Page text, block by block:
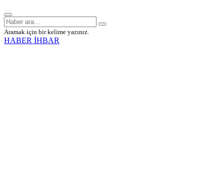
Aramak için bir kelime yazınız.
HABER İHBAR